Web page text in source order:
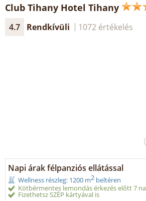
Club Tihany Hotel Tihany
4.7 Rendkívüli 1072 értékelés
Napi árak félpanziós ellátással
Wellness részleg: 1200 m2 beltéren
Kötbérmentes lemondás érkezés előtt 7
Fizethetsz SZÉP kártyával is